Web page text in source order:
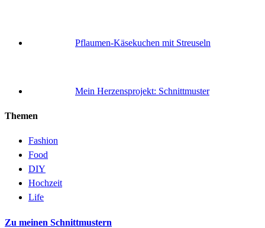
Pflaumen-Käsekuchen mit Streuseln
Mein Herzensprojekt: Schnittmuster
Themen
Fashion
Food
DIY
Hochzeit
Life
Zu meinen Schnittmustern